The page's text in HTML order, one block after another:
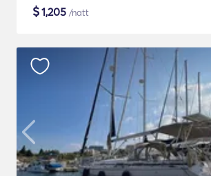
$1,205 /natt